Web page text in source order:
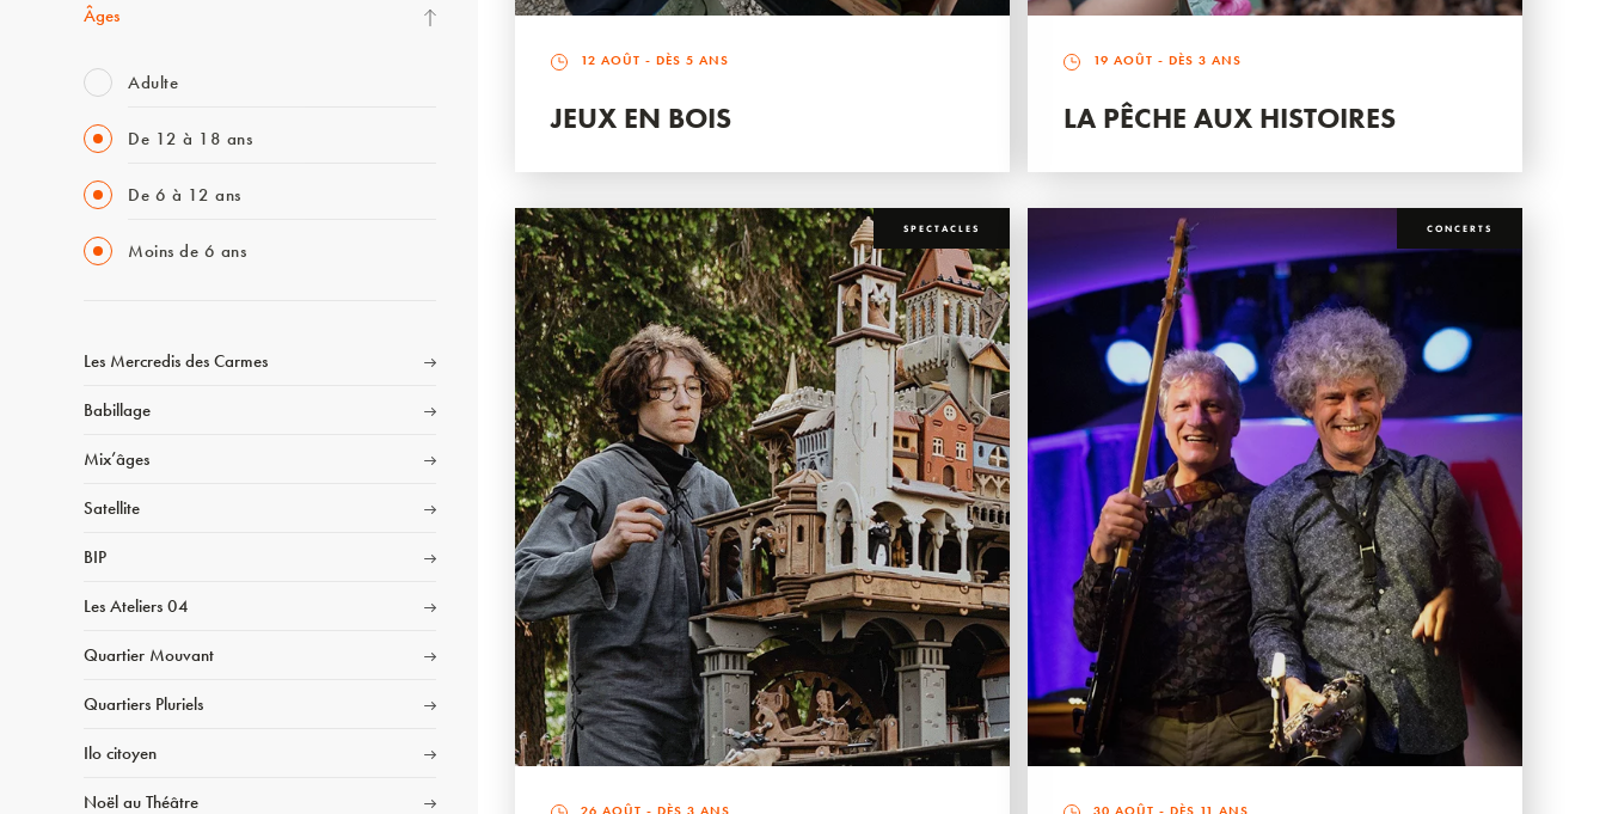
Âges
Adulte
De 12 à 18 ans
De 6 à 12 ans
Moins de 6 ans
Les Mercredis des Carmes
Babillage
Mix’âges
Satellite
BIP
Les Ateliers 04
Quartier Mouvant
Quartiers Pluriels
Ilo citoyen
Noël au Théâtre
12 AOÛT - DÈS 5 ANS
JEUX EN BOIS
19 AOÛT - DÈS 3 ANS
LA PÊCHE AUX HISTOIRES
SPECTACLES
26 AOÛT - DÈS 3 ANS
CONCERTS
30 AOÛT - DÈS 11 ANS